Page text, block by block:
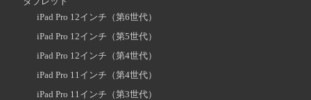
iPad Pro 12インチ（第6世代）
iPad Pro 12インチ（第5世代）
iPad Pro 12インチ（第4世代）
iPad Pro 11インチ（第4世代）
iPad Pro 11インチ（第3世代）